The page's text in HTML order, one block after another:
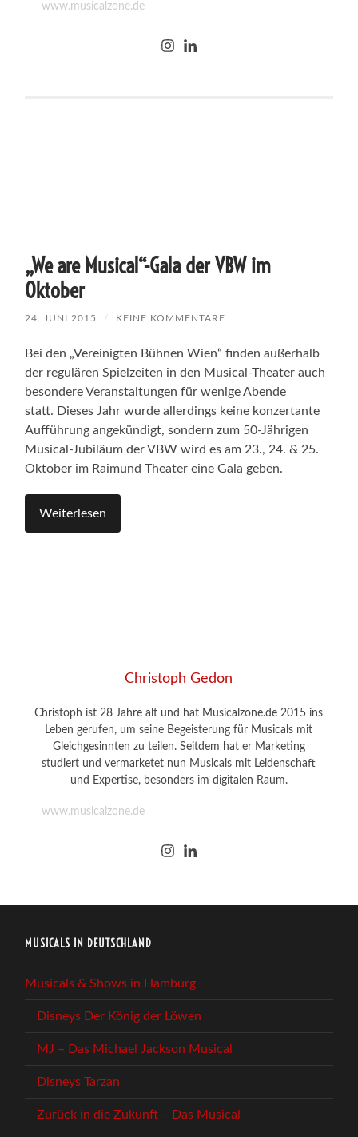
www.musicalzone.de
„We are Musical“-Gala der VBW im
Oktober
24. JUNI 2015 / KEINE KOMMENTARE
Bei den „Vereinigten Bühnen Wien“ finden außerhalb
der regulären Spielzeiten in den Musical-Theater auch
besondere Veranstaltungen für wenige Abende
statt. Dieses Jahr wurde allerdings keine konzertante
Aufführung angekündigt, sondern zum 50-Jährigen
Musical-Jubiläum der VBW wird es am 23., 24. & 25.
Oktober im Raimund Theater eine Gala geben.
Weiterlesen
Christoph Gedon
Christoph ist 28 Jahre alt und hat Musicalzone.de 2015 ins
Leben gerufen, um seine Begeisterung für Musicals mit
Gleichgesinnten zu teilen. Seitdem hat er Marketing
studiert und vermarketet nun Musicals mit Leidenschaft
und Expertise, besonders im digitalen Raum.
www.musicalzone.de
MUSICALS IN DEUTSCHLAND
Musicals & Shows in Hamburg
Disneys Der König der Löwen
MJ – Das Michael Jackson Musical
Disneys Tarzan
Zurück in die Zukunft – Das Musical